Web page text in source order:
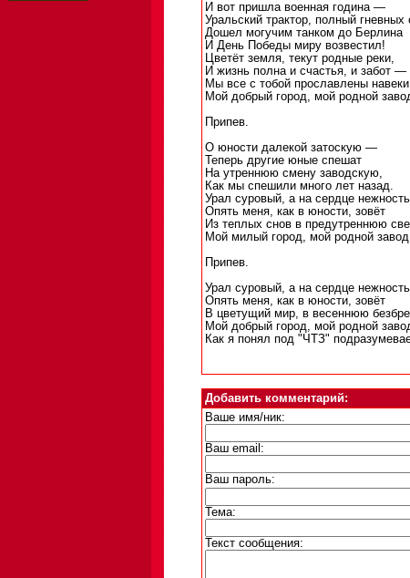
И вот пришла военная година —
Уральский трактор, полный гневных
Дошел могучим танком до Берлина
И День Победы миру возвестил!
Цветёт земля, текут родные реки,
И жизнь полна и счастья, и забот —
Мы все с тобой прославлены
Мой добрый город, мой родной
Припев.
О юности далекой затоскую —
Теперь другие юные спешат
На утреннюю смену заводскую,
Как мы спешили много лет назад.
Урал суровый, а на сердце
Опять меня, как в юности, зовёт
Из теплых снов в предутреннюю
Мой милый город, мой родной
Припев.
Урал суровый, а на сердце
Опять меня, как в юности, зовёт
В цветущий мир, в весеннюю
Мой добрый город, мой родной
Как я понял под "ЧТЗ"
Добавить комментарий:
Ваше имя/ник:
Ваш email:
Ваш пароль:
Тема:
Текст сообщения: